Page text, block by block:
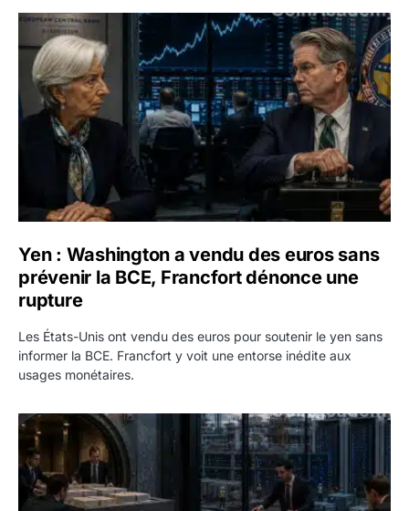
Yen : Washington a vendu des euros sans prévenir la
Yen : Washington a vendu des euros sans
prévenir la BCE, Francfort dénonce une
rupture
Les États-Unis ont vendu des euros pour soutenir le yen sans
informer la BCE. Francfort y voit une entorse inédite aux
usages monétaires.
Jane Street négocie le transfert de 11 milliards de